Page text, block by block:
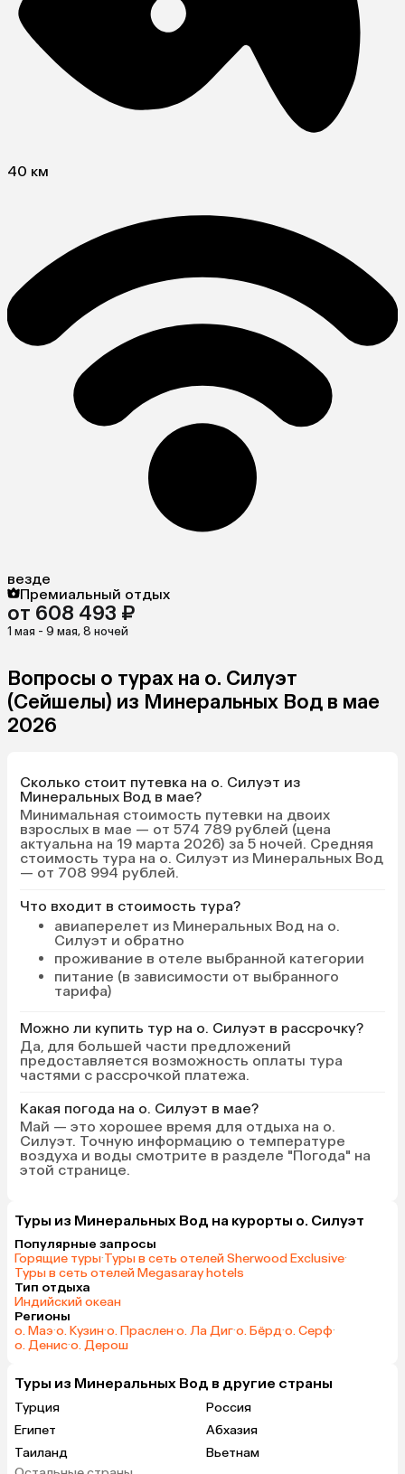
40 км
везде
Премиальный отдых
от 608 493 ₽
1 мая - 9 мая, 8 ночей
Вопросы о турах на о. Силуэт
(Сейшелы) из Минеральных Вод в мае
2026
Сколько стоит путевка на о. Силуэт из
Минеральных Вод в мае?
Минимальная стоимость путевки на двоих
взрослых в мае — от 574 789 рублей (цена
актуальна на 19 марта 2026) за 5 ночей. Средняя
стоимость тура на о. Силуэт из Минеральных Вод
— от 708 994 рублей.
Что входит в стоимость тура?
авиаперелет из Минеральных Вод на о.
Силуэт и обратно
проживание в отеле выбранной категории
питание (в зависимости от выбранного
тарифа)
Можно ли купить тур на о. Силуэт в рассрочку?
Да, для большей части предложений
предоставляется возможность оплаты тура
частями с рассрочкой платежа.
Какая погода на о. Силуэт в мае?
Май — это хорошее время для отдыха на о.
Силуэт. Точную информацию о температуре
воздуха и воды смотрите в разделе "Погода" на
этой странице.
Туры из Минеральных Вод на курорты о. Силуэт
Популярные запросы
Горящие туры·Туры в сеть отелей Sherwood Exclusive·
Туры в сеть отелей Megasaray hotels
Тип отдыха
Индийский океан
Регионы
о. Маэ·о. Кузин·о. Праслен·о. Ла Диг·о. Бёрд·о. Серф·
о. Денис·о. Дерош
Туры из Минеральных Вод в другие страны
Турция
Россия
Египет
Абхазия
Таиланд
Вьетнам